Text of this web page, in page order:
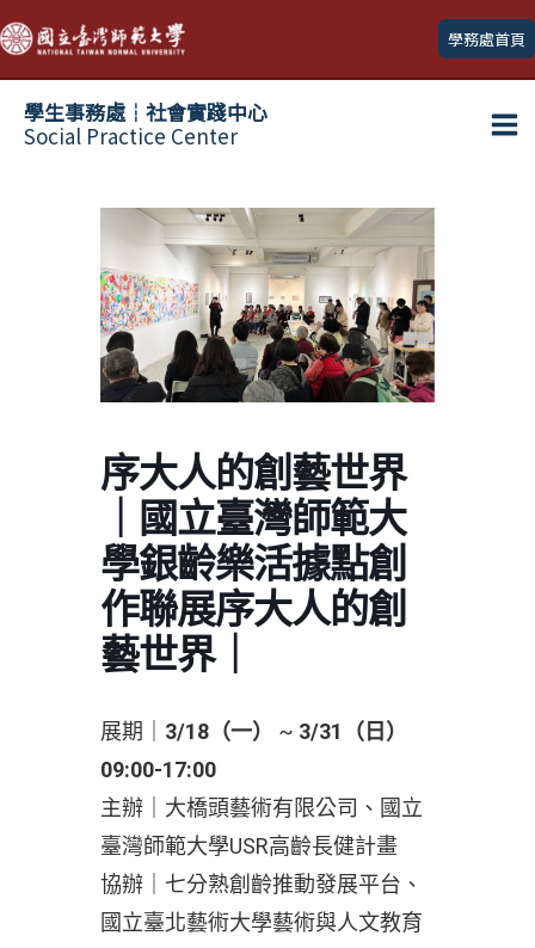
跳
至
主
學務處首頁
學生事務處┆社會實踐中心
Social Practice Center
序大人的創藝世界
｜國立臺灣師範大
學銀齡樂活據點創
作聯展序大人的創
藝世界｜
展期｜ 3/18（一） ~ 3/31（日）
09:00-17:00
主辦｜大橋頭藝術有限公司、國立
臺灣師範大學USR高齡長健計畫
協辦｜七分熟創齡推動發展平台、
國立臺北藝術大學藝術與人文教育